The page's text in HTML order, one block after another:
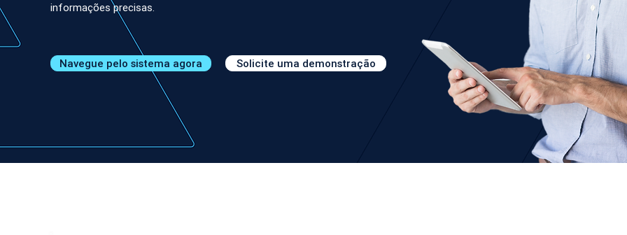
informações precisas.
Navegue pelo sistema agora Solicite uma demonstração